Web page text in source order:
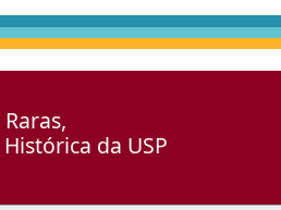
da USP